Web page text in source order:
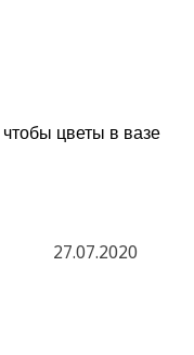
цветы в вазе
27.07.2020